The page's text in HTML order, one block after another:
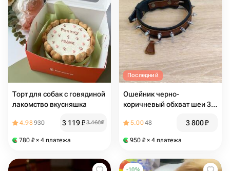
Торт для собак с говядиной
лакомство вкусняшка
4.98930 3 119₽3 466₽
780 ₽ × 4 платежа
Последний
Ошейник черно-
коричневый обхват шеи 31-
5.0048 3 800₽
950 ₽ × 4 платежа